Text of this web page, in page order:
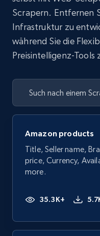
Scrapern. Entfernen
Infrastruktur zu
während Sie die
Preisintelligenz-Tools
Amazon products
Title, Seller name,
price, Currency,
more.
35.3K+